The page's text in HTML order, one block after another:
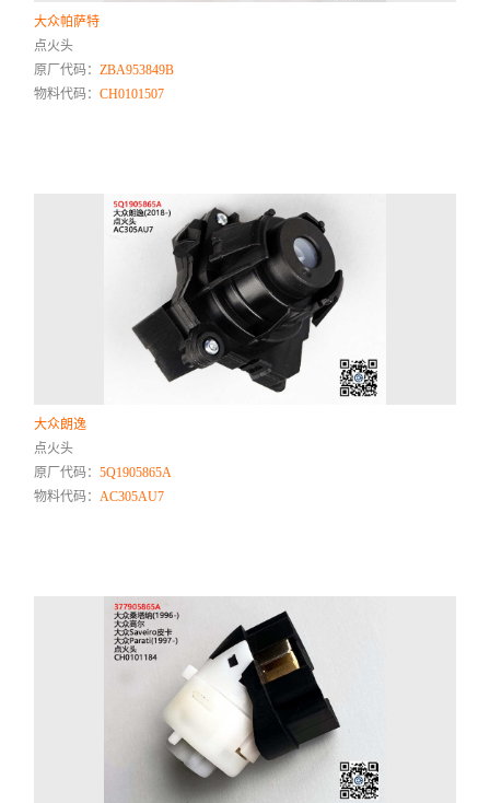
大众帕萨特
点火头
原厂代码： ZBA953849B
物料代码：CH0101507
大众朗逸
点火头
原厂代码：5Q1905865A
物料代码： AC305AU7